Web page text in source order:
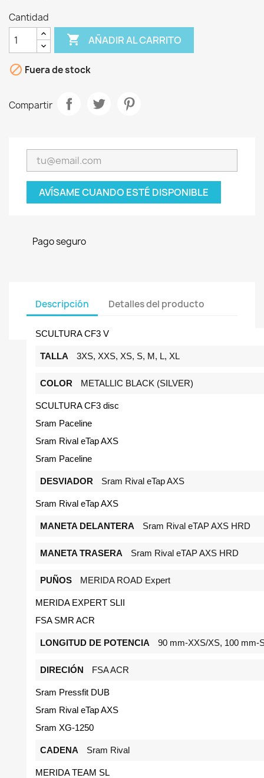
Cantidad
 AÑADIR AL CARRITO
 Fuera de stock
Compartir
AVÍSAME CUANDO ESTÉ DISPONIBLE
Pago seguro
Descripción Detalles del producto
SCULTURA CF3 V
TALLA 3XS, XXS, XS, S, M, L, XL
COLOR METALLIC BLACK (SILVER)
SCULTURA CF3 disc
Sram Paceline
Sram Rival eTap AXS
Sram Paceline
DESVIADOR Sram Rival eTap AXS
Sram Rival eTap AXS
MANETA DELANTERA Sram Rival eTAP AXS HRD
MANETA TRASERA Sram Rival eTAP AXS HRD
PUÑOS MERIDA ROAD Expert
MERIDA EXPERT SLII
FSA SMR ACR
LONGITUD DE POTENCIA 90 mm-XXS/XS, 100 mm-
DIRECIÓN FSA ACR
Sram Pressfit DUB
Sram Rival eTap AXS
Sram XG-1250
CADENA Sram Rival
MERIDA TEAM SL